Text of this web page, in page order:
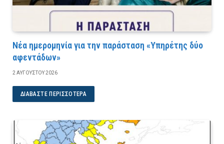
Νέα ημερομηνία για την παράσταση «Υπηρέτης δύο
αφεντάδων»
2 ΑΥΓΟΎΣΤΟΥ 2026
ΔΙΑΒΆΣΤΕ ΠΕΡΙΣΣΌΤΕΡΑ